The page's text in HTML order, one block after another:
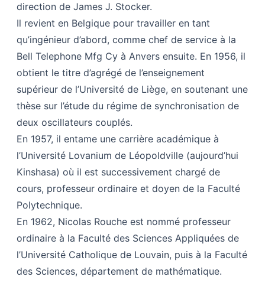
direction de James J. Stocker.
Il revient en Belgique pour travailler en tant
qu’ingénieur d’abord, comme chef de service à la
Bell Telephone Mfg Cy à Anvers ensuite. En 1956, il
obtient le titre d’agrégé de l’enseignement
supérieur de l’Université de Liège, en soutenant une
thèse sur l’étude du régime de synchronisation de
deux oscillateurs couplés.
En 1957, il entame une carrière académique à
l’Université Lovanium de Léopoldville (aujourd’hui
Kinshasa) où il est successivement chargé de
cours, professeur ordinaire et doyen de la Faculté
Polytechnique.
En 1962, Nicolas Rouche est nommé professeur
ordinaire à la Faculté des Sciences Appliquées de
l’Université Catholique de Louvain, puis à la Faculté
des Sciences, département de mathématique.